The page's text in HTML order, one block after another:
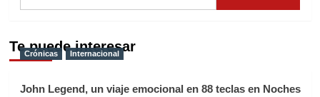
Te puede interesar
Crónicas Internacional
John Legend, un viaje emocional en 88 teclas en Noches